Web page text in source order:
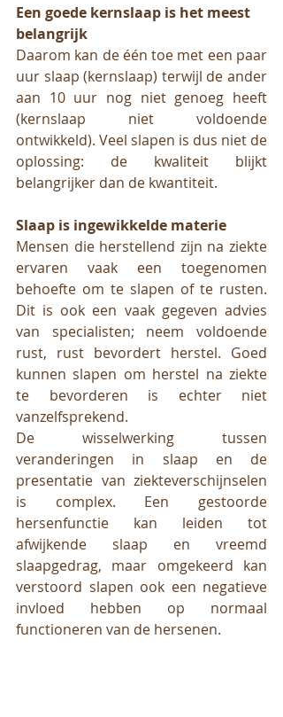
Een goede kernslaap is het meest
belangrijk
Daarom kan de één toe met een paar
uur slaap (kernslaap) terwijl de ander
aan 10 uur nog niet genoeg heeft
(kernslaap niet voldoende
ontwikkeld). Veel slapen is dus niet de
oplossing: de kwaliteit blijkt
belangrijker dan de kwantiteit.
Slaap is ingewikkelde materie
Mensen die herstellend zijn na ziekte
ervaren vaak een toegenomen
behoefte om te slapen of te rusten.
Dit is ook een vaak gegeven advies
van specialisten; neem voldoende
rust, rust bevordert herstel. Goed
kunnen slapen om herstel na ziekte
te bevorderen is echter niet
vanzelfsprekend.
De wisselwerking tussen
veranderingen in slaap en de
presentatie van ziekteverschijnselen
is complex. Een gestoorde
hersenfunctie kan leiden tot
afwijkende slaap en vreemd
slaapgedrag, maar omgekeerd kan
verstoord slapen ook een negatieve
invloed hebben op normaal
functioneren van de hersenen.